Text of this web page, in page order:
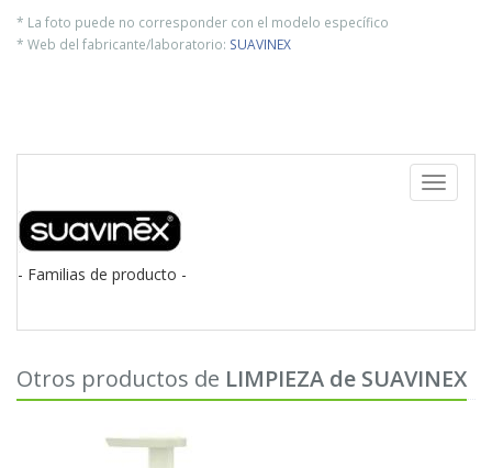
* La foto puede no corresponder con el modelo específico
* Web del fabricante/laboratorio: SUAVINEX
Toggle
- Familias de producto -
Otros productos de LIMPIEZA de SUAVINEX